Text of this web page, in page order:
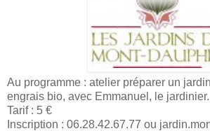
Au programme : atelier préparer un
engrais bio, avec Emmanuel, le jardinier.
Tarif : 5 €
Inscription : 06.28.42.67.77 ou